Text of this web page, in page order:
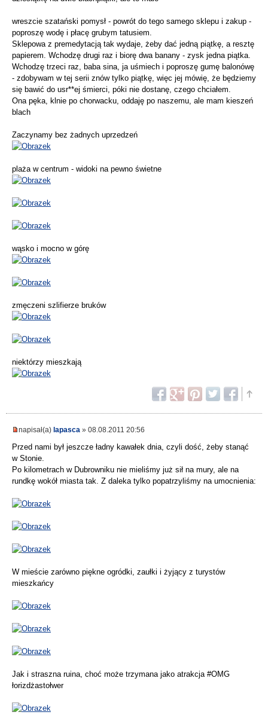
wreszcie szatański pomysł - powrót do tego samego sklepu i zakup -
poproszę wodę i płacę grubym tatusiem.
Sklepowa z premedytacją tak wydaje, żeby dać jedną piątkę, a resztę
papierem. Wchodzę drugi raz i biorę dwa banany - zysk jedna piątka.
Wchodzę trzeci raz, baba sina, ja uśmiech i poproszę gumę balonówę
- zdobywam w tej serii znów tylko piątkę, więc jej mówię, że będziemy
się bawić do usr**ej śmierci, póki nie dostanę, czego chciałem.
Ona pęka, klnie po chorwacku, oddaję po naszemu, ale mam kieszeń
blach
Zaczynamy bez żadnych uprzedzeń
plaża w centrum - widoki na pewno świetne
wąsko i mocno w górę
zmęczeni szlifierze bruków
niektórzy mieszkają
napisał(a) lapasca » 08.08.2011 20:56
Przed nami był jeszcze ładny kawałek dnia, czyli dość, żeby stanąć
w Stonie.
Po kilometrach w Dubrowniku nie mieliśmy już sił na mury, ale na
rundkę wokół miasta tak. Z daleka tylko popatrzyliśmy na umocnienia:
W mieście zarówno piękne ogródki, zaułki i żyjący z turystów
mieszkańcy
Jak i straszna ruina, choć może trzymana jako atrakcja #OMG
łorizdżastołwer